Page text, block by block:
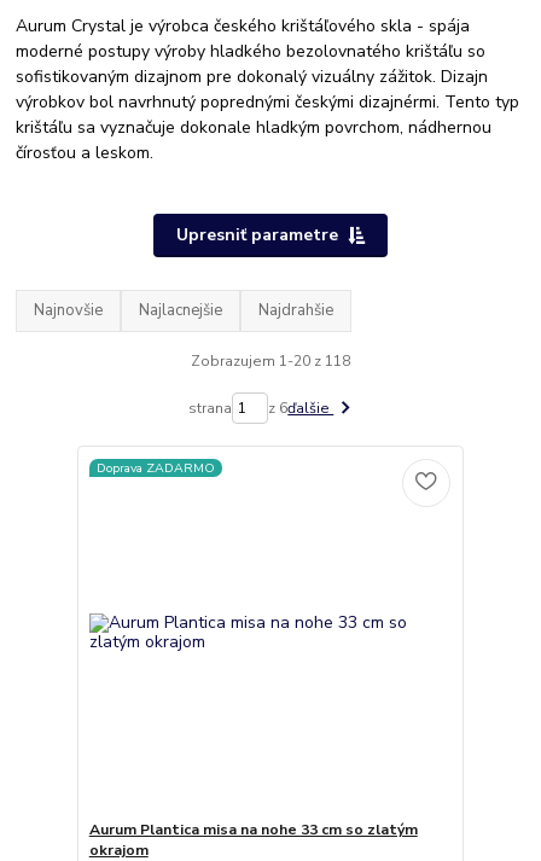
Aurum Crystal je výrobca českého krištáľového skla - spája
moderné postupy výroby hladkého bezolovnatého krištáľu so
sofistikovaným dizajnom pre dokonalý vizuálny zážitok. Dizajn
výrobkov bol navrhnutý poprednými českými dizajnérmi. Tento typ
krištáľu sa vyznačuje dokonale hladkým povrchom, nádhernou
čírosťou a leskom.
Upresniť parametre
Najnovšie Najlacnejšie Najdrahšie
Zobrazujem 1-20 z 118
strana z 6ďalšie
Doprava ZADARMO
Aurum Plantica misa na nohe 33 cm so zlatým
okrajom